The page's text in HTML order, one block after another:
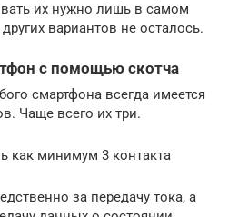
их нужно лишь в самом
вариантов не осталось.
с помощью скотча
смартфона всегда имеется
Чаще всего их три.
как минимум 3 контакта
за передачу тока, а